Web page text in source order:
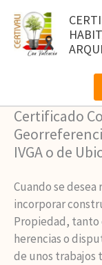
contenido
Certificado
IVGA o de
Cuando se
incorporar
Propiedad,
herencias o
de unos trabajos